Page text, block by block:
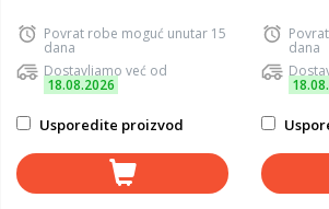
Povrat robe moguć unutar 15
dana
Dostavljamo već od
18.08.2026
Usporedite proizvod
dana